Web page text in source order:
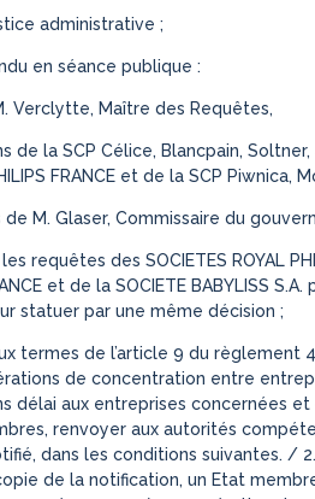
administrative ;
en séance publique :
Verclytte, Maître des Requêtes,
de la SCP Célice, Blancpain, Soltner,
FRANCE et de la SCP
M. Glaser, Commissaire du
requêtes des SOCIETES ROYAL
et de la SOCIETE BABYLISS
statuer par une même décision ;
termes de l’article 9 du
de concentration entre
délai aux entreprises concernées
renvoyer aux autorités
dans les conditions suivantes. /
de la notification, un Etat